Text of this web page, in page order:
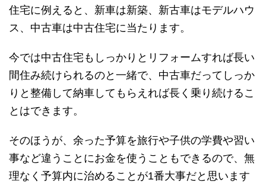
住宅に例えると、新車は新築、新古車はモデルハウ
ス、中古車は中古住宅に当たります。
今では中古住宅もしっかりとリフォームすれば長い
間住み続けられるのと一緒で、中古車だってしっか
りと整備して納車してもらえれば長く乗り続けるこ
とはできます。
そのほうが、余った予算を旅行や子供の学費や習い
事など違うことにお金を使うこともできるので、無
理なく予算内に治めることが1番大事だと思います